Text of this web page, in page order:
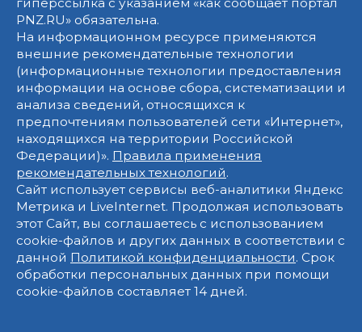
PNZ.RU» обязательна.
На информационном ресурсе применяются
внешние рекомендательные технологии
(информационные технологии предоставления
информации на основе сбора, систематизации и
анализа сведений, относящихся к
предпочтениям пользователей сети «Интернет»,
находящихся на территории Российской
Федерации)». Правила применения
рекомендательных технологий.
Сайт использует сервисы веб-аналитики Яндекс
Метрика и LiveInternet. Продолжая использовать
этот Сайт, вы соглашаетесь с использованием
cookie-файлов и других данных в соответствии с
данной Политикой конфиденциальности. Срок
обработки персональных данных при помощи
cookie-файлов составляет 14 дней.